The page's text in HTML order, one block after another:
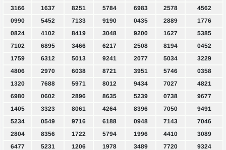
3166
1637 8251 5784 6983 2578
4562
0990
5452 7133 9190 0435 2889
1776
0824
4102 8419 3048 9200 1627
5385
7102
6895 3466 6217 2508 8194
0452
1759
6312 5013 9241 2077 5034
3229
4806
2970 6038 8721 3951 5746
0358
1320
7688 5971 8012 9434 7027
4821
6980
0602 2896 8635 5239 0738
9677
1405
3323 8061 4264 8396 7050
9491
5234
0549 9716 6188 0948 7143
7046
2804
8356 1722 5794 1996 4410
3089
6477
5231 1206 1978 3489 7720 9324